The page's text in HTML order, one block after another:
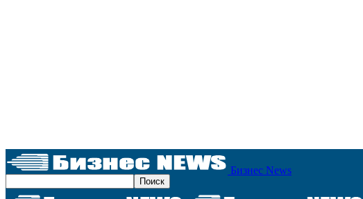
Бизнес News